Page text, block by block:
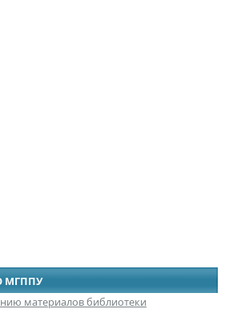
МГППУ
материалов библиотеки